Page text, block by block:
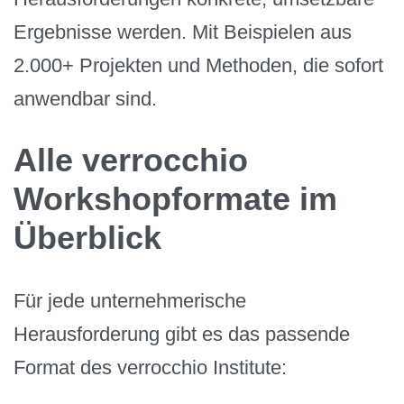
Ergebnisse werden. Mit Beispielen aus
2.000+ Projekten und Methoden, die sofort
anwendbar sind.
Alle verrocchio
Workshopformate im
Überblick
Für jede unternehmerische
Herausforderung gibt es das passende
Format des verrocchio Institute: